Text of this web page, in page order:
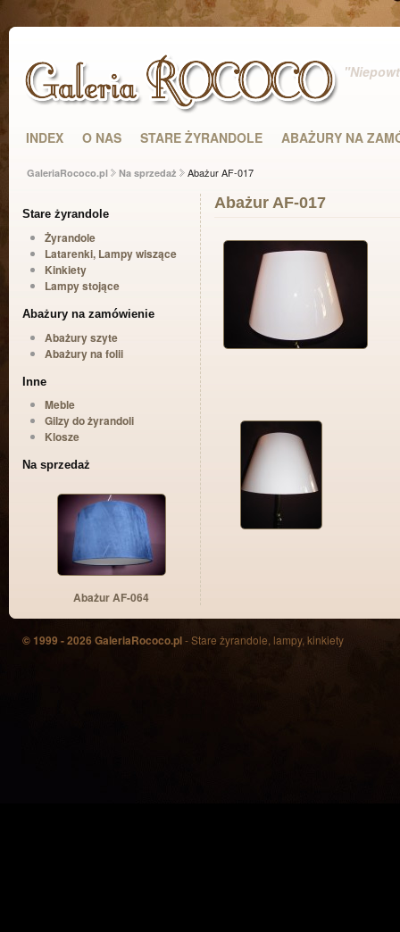
INDEX O NAS STARE ŻYRANDOLE ABAŻURY NA
GaleriaRococo.pl Na sprzedaż Abażur AF-017
Stare żyrandole
Żyrandole
Latarenki, Lampy wiszące
Kinkiety
Lampy stojące
Abażury na zamówienie
Abażury szyte
Abażury na folii
Inne
Meble
Gilzy do żyrandoli
Klosze
Na sprzedaż
Abażur AF-064
Abażur AF-017
© 1999 - 2026 GaleriaRococo.pl- Stare żyrandole, lampy, kinkiety